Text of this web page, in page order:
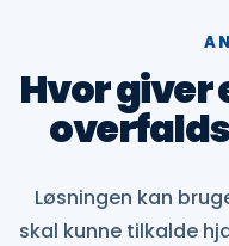
Hvor giver
Løsningen kan
skal kunne tilkalde